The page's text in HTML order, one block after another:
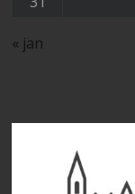
« jan